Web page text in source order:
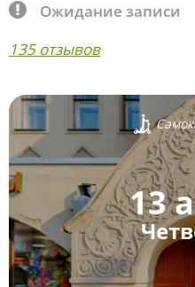
Ожидание записи
135 отзывов
13